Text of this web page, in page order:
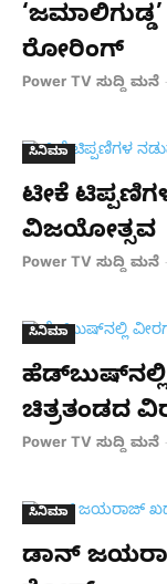
ರೋರಿಂಗ್​​​​​​
Power TV ಸುದ್ದಿ ಮನೆ -
ಸಿನಿಮಾ
ಟೀಕೆ
ವಿಜಯೋತ್ಸವ
Power TV ಸುದ್ದಿ ಮನೆ -
ಸಿನಿಮಾ
ಚಿತ್ರತಂಡದ
Power TV ಸುದ್ದಿ ಮನೆ -
ಸಿನಿಮಾ
ಡಾನ್